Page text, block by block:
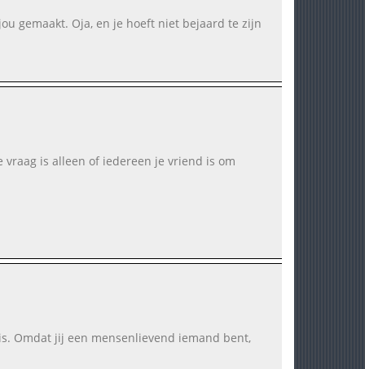
gemaakt. Oja, en je hoeft niet bejaard te zijn
is alleen of iedereen je vriend is om
Omdat jij een mensenlievend iemand bent,